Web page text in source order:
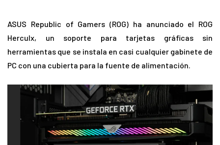
ASUS Republic of Gamers (ROG) ha anunciado el ROG
Herculx, un soporte para tarjetas gráficas sin
herramientas que se instala en casi cualquier gabinete de
PC con una cubierta para la fuente de alimentación.